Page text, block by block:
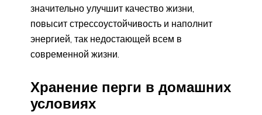
значительно улучшит качество жизни,
повысит стрессоустойчивость и наполнит
энергией, так недостающей всем в
современной жизни.
Хранение перги в домашних
условиях